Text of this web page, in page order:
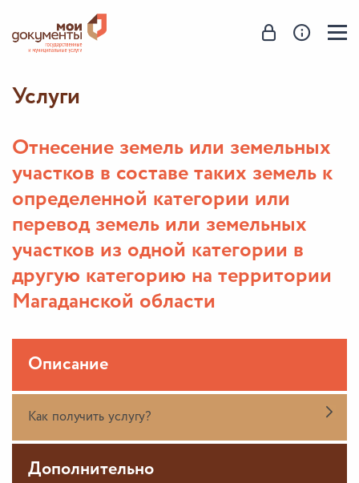
Услуги
Отнесение земель или земельных
участков в составе таких земель к
определенной категории или
перевод земель или земельных
участков из одной категории в
другую категорию на территории
Магаданской области
Описание
Как получить услугу?
Дополнительно